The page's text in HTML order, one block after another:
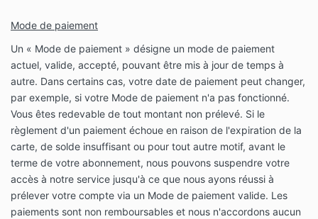
Mode de paiement
Un « Mode de paiement » désigne un mode de paiement
actuel, valide, accepté, pouvant être mis à jour de temps à
autre. Dans certains cas, votre date de paiement peut changer,
par exemple, si votre Mode de paiement n'a pas fonctionné.
Vous êtes redevable de tout montant non prélevé. Si le
règlement d'un paiement échoue en raison de l'expiration de la
carte, de solde insuffisant ou pour tout autre motif, avant le
terme de votre abonnement, nous pouvons suspendre votre
accès à notre service jusqu'à ce que nous ayons réussi à
prélever votre compte via un Mode de paiement valide. Les
paiements sont non remboursables et nous n'accordons aucun